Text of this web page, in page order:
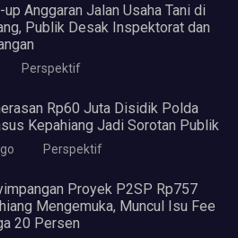
Anggaran Jalan Usaha Tani di
Publik Desak Inspektorat dan
Perspektif
Rp60 Juta Disidik Polda
Kepahiang Jadi Sorotan Publik
Perspektif
Proyek P2SP Rp757
Mengemuka, Muncul Isu Fee
20 Persen